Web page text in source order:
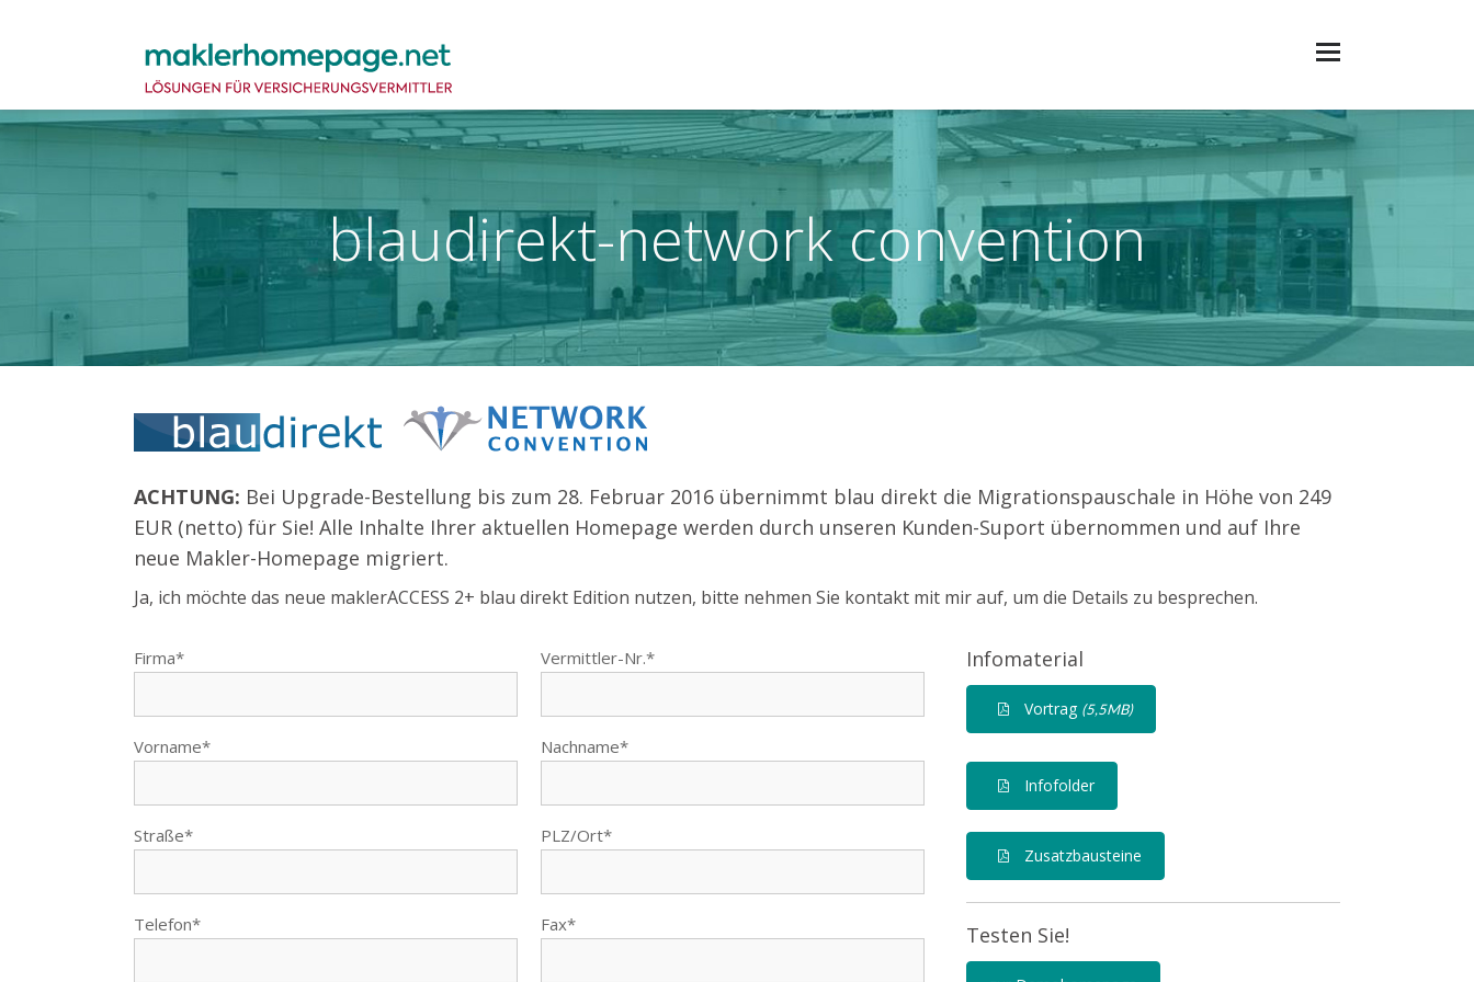
blaudirekt-network convention
ACHTUNG: Bei Upgrade-Bestellung bis zum 28. Februar 2016 übernimmt blau direkt die Migrationspauschale in Höhe von 249
EUR (netto) für Sie! Alle Inhalte Ihrer aktuellen Homepage werden durch unseren Kunden-Suport übernommen und auf Ihre
neue Makler-Homepage migriert.
Ja, ich möchte das neue maklerACCESS 2+ blau direkt Edition nutzen, bitte nehmen Sie kontakt mit mir auf, um die Details zu besprechen.
Firma*
Vorname*
Straße*
Telefon*
Vermittler-Nr.*
Nachname*
PLZ/Ort*
Fax*
Infomaterial
Vortrag (5,5MB)
Infofolder
Zusatzbausteine
Testen Sie!